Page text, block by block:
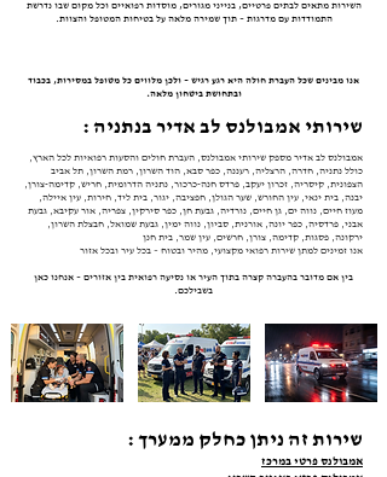
השירות מתאים לבתים פרטיים, בנייני מגורים, מוסדות רפואיים וכל מקום שבו נדרשת
התמודדות עם מדרגות – תוך שמירה מלאה על בטיחות המטופל והצוות.
אנו מבינים שכל העברת חולה היא רגע רגיש – ולכן מלווים כל מטופל במסירות, בכבוד
ובתחושת ביטחון מלאה.
שירותי אמבולנס לב אדיר בנתניה :
אמבולנס לב אדיר מספק שירותי אמבולנס, העברת חולים והסעות רפואיות לכל הארץ,
כולל נתניה, חדרה, הרצליה, רעננה, כפר סבא, הוד השרון, רמת השרון, תל אביב
הצפונית, קיסריה, זכרון יעקב, פרדס חנה-כרכור, נתניה הדרומית, חריש, קדימה-צורן,
יבנה, בית ינאי, עין החורש, שער הגולן, חפציבה, יגור, בית ליד, חירות, עין איילה,
מעוז חיים, נווה ים, גן חיים, נורדיה, גבעת חן, כפר סירקין, צפריה, אור עקיבא, גבעת
אבני, פרדסיה, כפר יונה, אורנית, סביון, נווה ימין, גבעת שמואל, חבצלת השרון,
ירקונה, פסגות, קדימה, צורן, חרשים, עין שמר, בית חנן
אנו זמינים למתן שירות רפואי מקצועי, מהיר ובטוח – בכל עיר ובכל אזור​​
בין אם מדובר בהעברה קצרה בתוך העיר או נסיעה רפואית בין אזורים – אנחנו כאן
בשבילכם.
שירות זה ניתן כחלק ממערך :
אמבולנס פרטי במרכז